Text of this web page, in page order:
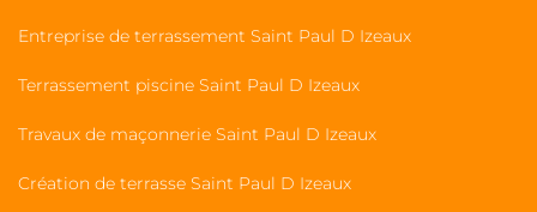
Entreprise de terrassement Saint Paul D Izeaux
Terrassement piscine Saint Paul D Izeaux
Travaux de maçonnerie Saint Paul D Izeaux
Création de terrasse Saint Paul D Izeaux